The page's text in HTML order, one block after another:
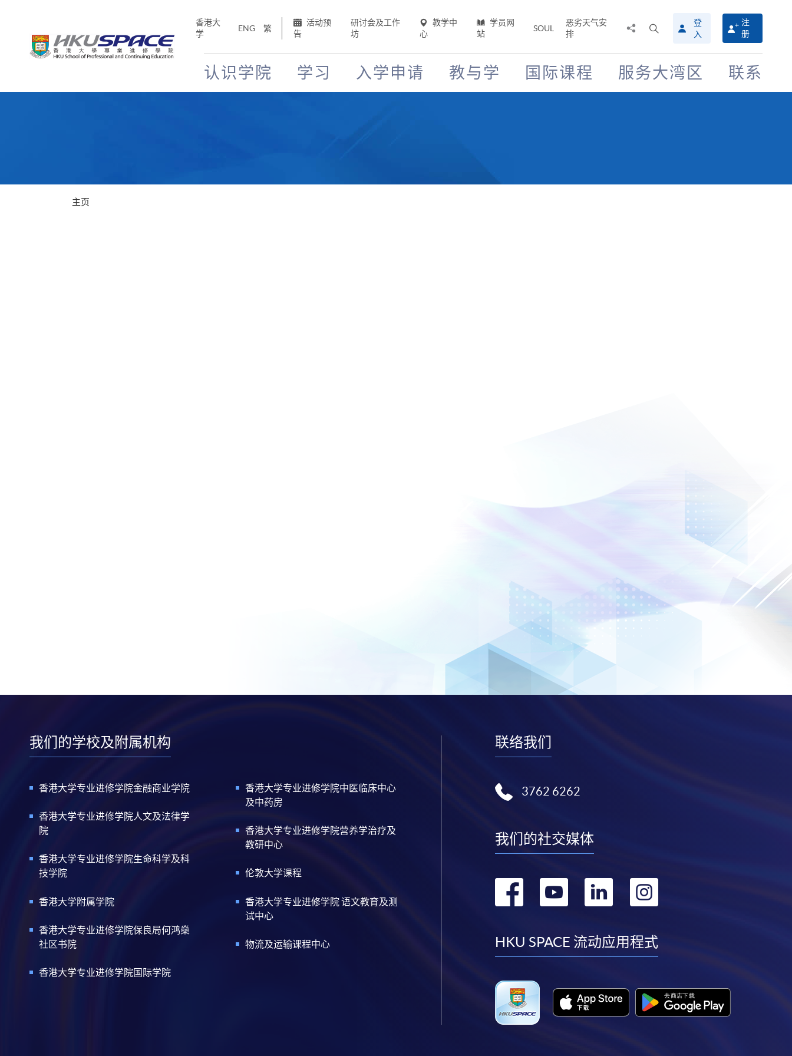
香港大
学
ENG 繁
活动预
告
研讨会及工作
坊
教学中
心
学员网
站
SOUL
恶劣天气安
排
搜
寻
介
面
登
入
注
册
认识学院 学习 入学申请 教与学 国际课程 服务大湾区 联系
主页
我们的学校及附属机构
香港大学专业进修学院金融商业学院
香港大学专业进修学院人文及法律学
院
香港大学专业进修学院生命科学及科
技学院
香港大学附属学院
香港大学专业进修学院保良局何鸿燊
社区书院
香港大学专业进修学院国际学院
香港大学专业进修学院中医临床中心
及中药房
香港大学专业进修学院营养学治疗及
教研中心
伦敦大学课程
香港大学专业进修学院 语文教育及测
试中心
物流及运输课程中心
联络我们
3762 6262
我们的社交媒体
转
facebook
转
youtube
转
linkedin
转
instagram
HKU SPACE 流动应用程式